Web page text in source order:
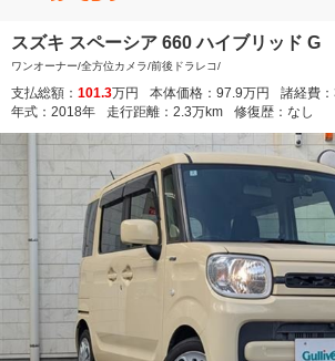
スズキ スペーシア 660 ハイブリッド G
ワンオーナー/全方位カメラ/前後ドラレコ/
支払総額： 101.3万円 本体価格： 97.9万円 諸経費：
年式： 2018年 走行距離： 2.3万km 修復歴： なし